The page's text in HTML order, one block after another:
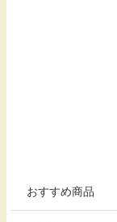
おすすめ商品